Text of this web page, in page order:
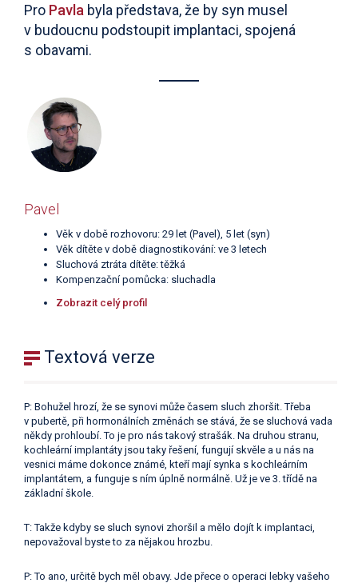
Pro Pavla byla představa, že by syn musel
v budoucnu podstoupit implantaci, spojená
s obavami.
Pavel
Věk v době rozhovoru: 29 let (Pavel), 5 let (syn)
Věk dítěte v době diagnostikování: ve 3 letech
Sluchová ztráta dítěte: těžká
Kompenzační pomůcka: sluchadla
Zobrazit celý profil
Textová verze
P: Bohužel hrozí, že se synovi může časem sluch zhoršit. Třeba
v pubertě, při hormonálních změnách se stává, že se sluchová vada
někdy prohloubí. To je pro nás takový strašák. Na druhou stranu,
kochleární implantáty jsou taky řešení, fungují skvěle a u nás na
vesnici máme dokonce známé, kteří mají synka s kochleárním
implantátem, a funguje s ním úplně normálně. Už je ve 3. třídě na
základní škole.
T: Takže kdyby se sluch synovi zhoršil a mělo dojít k implantaci,
nepovažoval byste to za nějakou hrozbu.
P: To ano, určitě bych měl obavy. Jde přece o operaci lebky vašeho